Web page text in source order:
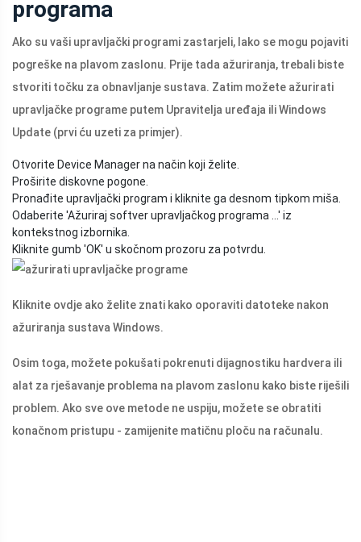
programa
Ako su vaši upravljački programi zastarjeli, lako se mogu pojaviti
pogreške na plavom zaslonu. Prije tada ažuriranja, trebali biste
stvoriti točku za obnavljanje sustava. Zatim možete ažurirati
upravljačke programe putem Upravitelja uređaja ili Windows
Update (prvi ću uzeti za primjer).
Otvorite Device Manager na način koji želite.
Proširite diskovne pogone.
Pronađite upravljački program i kliknite ga desnom tipkom miša.
Odaberite 'Ažuriraj softver upravljačkog programa ...' iz
kontekstnog izbornika.
Kliknite gumb 'OK' u skočnom prozoru za potvrdu.
Kliknite ovdje ako želite znati kako oporaviti datoteke nakon
ažuriranja sustava Windows.
Osim toga, možete pokušati pokrenuti dijagnostiku hardvera ili
alat za rješavanje problema na plavom zaslonu kako biste riješili
problem. Ako sve ove metode ne uspiju, možete se obratiti
konačnom pristupu - zamijenite matičnu ploču na računalu.